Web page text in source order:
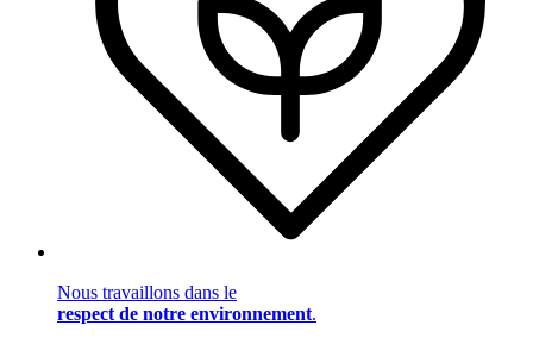
Nous travaillons dans le
respect de notre environnement.